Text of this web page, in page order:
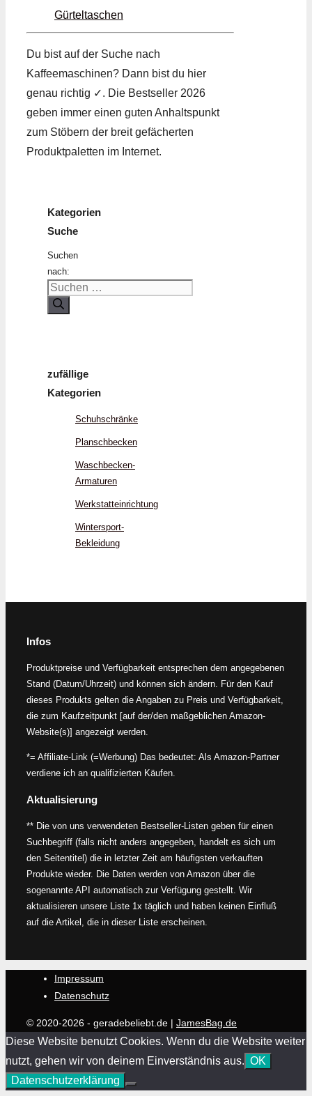
Gürteltaschen
Du bist auf der Suche nach
Kaffeemaschinen? Dann bist du hier
genau richtig ✓. Die Bestseller 2026
geben immer einen guten Anhaltspunkt
zum Stöbern der breit gefächerten
Produktpaletten im Internet.
Kategorien
Suche
Suchen
nach:
zufällige
Kategorien
Schuhschränke
Planschbecken
Waschbecken-
Armaturen
Werkstatteinrichtung
Wintersport-
Bekleidung
Infos
Produktpreise und Verfügbarkeit entsprechen dem angegebenen
Stand (Datum/Uhrzeit) und können sich ändern. Für den Kauf
dieses Produkts gelten die Angaben zu Preis und Verfügbarkeit,
die zum Kaufzeitpunkt [auf der/den maßgeblichen Amazon-
Website(s)] angezeigt werden.
*= Affiliate-Link (=Werbung) Das bedeutet: Als Amazon-Partner
verdiene ich an qualifizierten Käufen.
Aktualisierung
** Die von uns verwendeten Bestseller-Listen geben für einen
Suchbegriff (falls nicht anders angegeben, handelt es sich um
den Seitentitel) die in letzter Zeit am häufigsten verkauften
Produkte wieder. Die Daten werden von Amazon über die
sogenannte API automatisch zur Verfügung gestellt. Wir
aktualisieren unsere Liste 1x täglich und haben keinen Einfluß
auf die Artikel, die in dieser Liste erscheinen.
Impressum
Datenschutz
© 2020-2026 - geradebeliebt.de | JamesBag.de
Diese Website benutzt Cookies. Wenn du die Website weiter
nutzt, gehen wir von deinem Einverständnis aus. OK
Datenschutzerklärung